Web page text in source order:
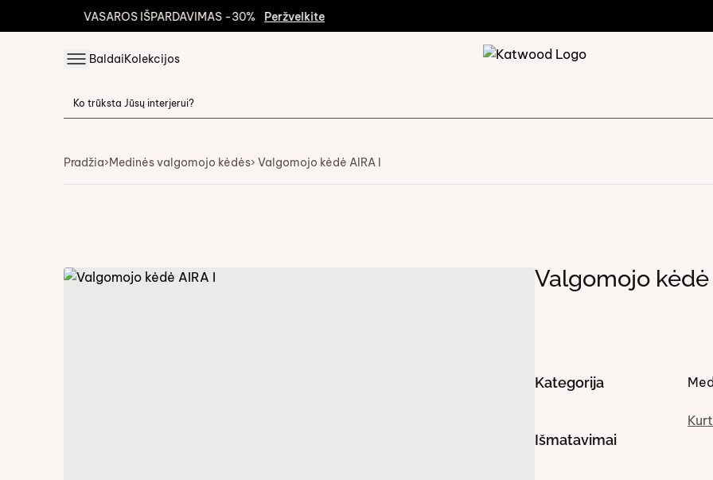
VASAROS IŠPARDAVIMAS -30% Peržvelkite
BaldaiKolekcijos
Pradžia›Medinės valgomojo kėdės› Valgomojo kėdė AIRA I
Valgomojo kėdė
Kategorija
Išmatavimai